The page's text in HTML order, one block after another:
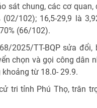
sát chung, các cơ
102); 16,5-29,9 là
(66/102).
2025/TT-BQP sửa
chọn và gọi công dân
từ 18.0- 29.9.
tri tỉnh Phú Thọ, trân